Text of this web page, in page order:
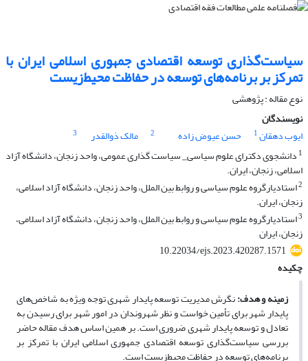
سیاست‌گذاری توسعه اقتصادی جمهوری اسلامی ایران با
تمرکز بر برنامه‌های توسعه در حفاظت محیط‌زیست
نوع مقاله : پژوهشی
نویسندگان
ایوب دهقان1 حسن عیوض زاده 2 مالک ذوالقدر
3
1 دانشجوی دکترای علوم سیاسی_ سیاست گذاری عمومی، واحد زنجان، دانشگاه آزاد
اسلامی، زنجان، ایران.
2استادیارگروه علوم سیاسی و روابط بین الملل، واحد زنجان، دانشگاه آزاد اسلامی،
زنجان، ایران.
3استادیارگروه علوم سیاسی و روابط بین الملل، واحد زنجان، دانشگاه آزاد اسلامی،
زنجان، ایران
10.22034/ejs.2023.420287.1571
چکیده
زمینه و هدف:نگرش مدیریت توسعه پایدار شهری توجه ویژه به شاخص‌های
پایدار شهر برای تأمین خواست و نظر شهروندان در امور شهر برای رسیدن به
تعادل و توسعه پایدار شهری ضروری است. بر همین اساس هدف مقاله حاضر
بررسی سیاست‌گذاری توسعه اقتصادی جمهوری اسلامی ایران با تمرکز بر
برنامه‌های توسعه در حفاظت محیط‌زیست است.